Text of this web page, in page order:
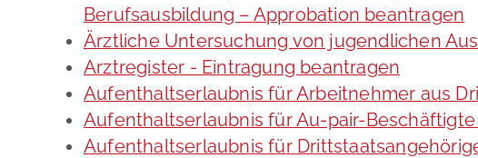
Berufsausbildung – Approbation beantragen
Ärztliche Untersuchung von jugendlichen
Arztregister - Eintragung beantragen
Aufenthaltserlaubnis für Arbeitnehmer aus
Aufenthaltserlaubnis für Au-pair-
Aufenthaltserlaubnis für